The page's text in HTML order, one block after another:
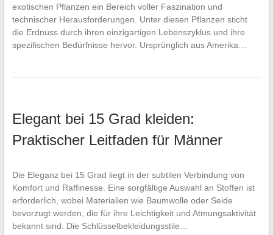
exotischen Pflanzen ein Bereich voller Faszination und
technischer Herausforderungen. Unter diesen Pflanzen sticht
die Erdnuss durch ihren einzigartigen Lebenszyklus und ihre
spezifischen Bedürfnisse hervor. Ursprünglich aus Amerika…
Elegant bei 15 Grad kleiden:
Praktischer Leitfaden für Männer
Die Eleganz bei 15 Grad liegt in der subtilen Verbindung von
Komfort und Raffinesse. Eine sorgfältige Auswahl an Stoffen ist
erforderlich, wobei Materialien wie Baumwolle oder Seide
bevorzugt werden, die für ihre Leichtigkeit und Atmungsaktivität
bekannt sind. Die Schlüsselbekleidungsstile…